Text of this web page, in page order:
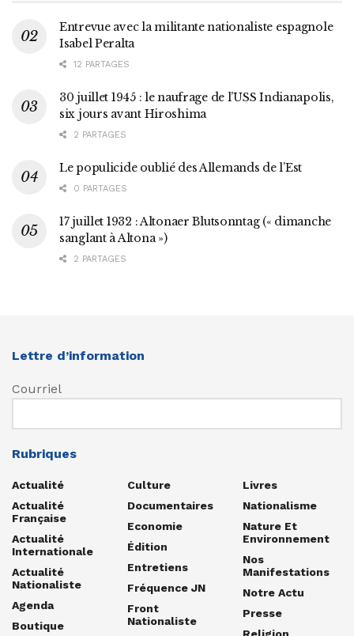
Entrevue avec la militante nationaliste espagnole
Isabel Peralta
12 PARTAGES
30 juillet 1945 : le naufrage de l’USS Indianapolis,
six jours avant Hiroshima
2 PARTAGES
Le populicide oublié des Allemands de l’Est
0 PARTAGES
17 juillet 1932 : Altonaer Blutsonntag (« dimanche
sanglant à Altona »)
2 PARTAGES
Lettre d’information
Courriel
Rubriques
Actualité
Actualité
Française
Actualité
Internationale
Actualité
Nationaliste
Agenda
Boutique
Culture
Documentaires
Economie
Édition
Entretiens
Fréquence JN
Front
Nationaliste
Livres
Nationalisme
Nature Et
Environnement
Nos
Manifestations
Notre Actu
Presse